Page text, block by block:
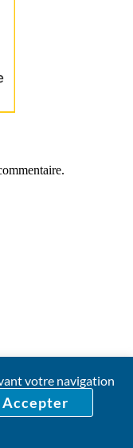
votre navigation
Accepter